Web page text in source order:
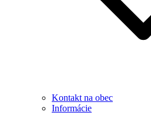
Kontakt na obec
Informácie